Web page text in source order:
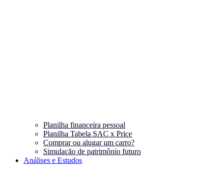
Planilha financeira pessoal
Planilha Tabela SAC x Price
Comprar ou alugar um carro?
Simulação de patrimônio futuro
Análises e Estudos